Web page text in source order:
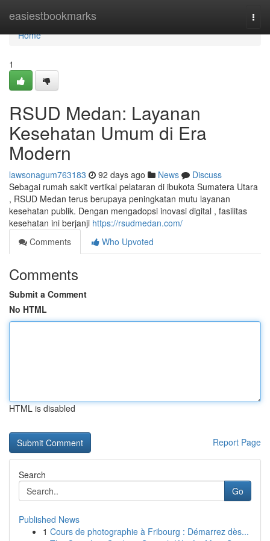
easiestbookmarks
Home
Home
1
RSUD Medan: Layanan
Kesehatan Umum di Era
Modern
lawsonagum763183 92 days ago News
Discuss
Sebagai rumah sakit vertikal pelataran di ibukota Sumatera Utara
, RSUD Medan terus berupaya peningkatan mutu layanan
kesehatan publik. Dengan mengadopsi inovasi digital , fasilitas
kesehatan ini berjanji https://rsudmedan.com/
Comments
Who Upvoted
Comments
Submit a Comment
No HTML
HTML is disabled
Report Page
Search
Go
Published News
1 Cours de photographie à Fribourg : Démarrez dès...